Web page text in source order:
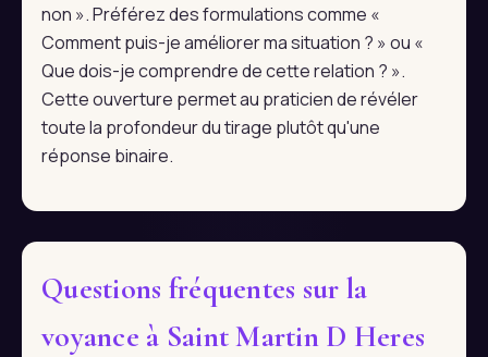
non ». Préférez des formulations comme «
Comment puis-je améliorer ma situation ? » ou «
Que dois-je comprendre de cette relation ? ».
Cette ouverture permet au praticien de révéler
toute la profondeur du tirage plutôt qu'une
réponse binaire.
Questions fréquentes sur la
voyance à Saint Martin D Heres